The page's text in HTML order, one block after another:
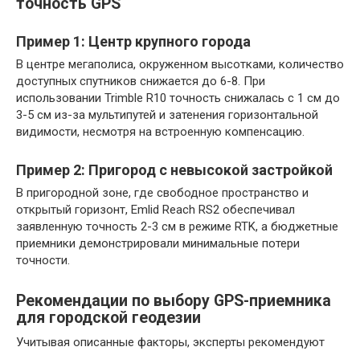
точность GPS
Пример 1: Центр крупного города
В центре мегаполиса, окруженном высотками, количество
доступных спутников снижается до 6-8. При
использовании Trimble R10 точность снижалась с 1 см до
3-5 см из-за мультипутей и затенения горизонтальной
видимости, несмотря на встроенную компенсацию.
Пример 2: Пригород с невысокой застройкой
В пригородной зоне, где свободное пространство и
открытый горизонт, Emlid Reach RS2 обеспечивал
заявленную точность 2-3 см в режиме RTK, а бюджетные
приемники демонстрировали минимальные потери
точности.
Рекомендации по выбору GPS-приемника
для городской геодезии
Учитывая описанные факторы, эксперты рекомендуют